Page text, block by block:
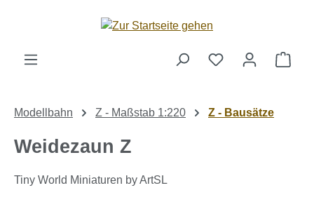
Zum Hauptinhalt springen
Modellbahn Z - Maßstab 1:220 Z - Bausätze
Weidezaun Z
Tiny World Miniaturen by ArtSL